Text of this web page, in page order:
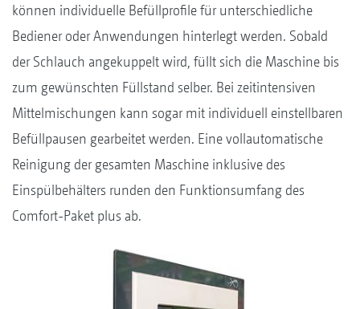
können individuelle Befüllprofile für unterschiedliche
Bediener oder Anwendungen hinterlegt werden. Sobald
der Schlauch angekuppelt wird, füllt sich die Maschine bis
zum gewünschten Füllstand selber. Bei zeitintensiven
Mittelmischungen kann sogar mit individuell einstellbaren
Befüllpausen gearbeitet werden. Eine vollautomatische
Reinigung der gesamten Maschine inklusive des
Einspülbehälters runden den Funktionsumfang des
Comfort-Paket plus ab.